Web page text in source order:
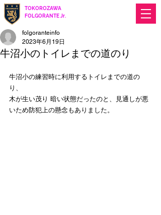
TOKOROZAWA
​ FOLGORANTE Jr.
牛沼小のトイレまでの道のり
folgoranteinfo
2023年6月19日
牛沼小の練習時に利用するトイレまでの道の
り、
木が生い茂り 暗い状態だったのと、見通しが悪
いため防犯上の懸念もありました。